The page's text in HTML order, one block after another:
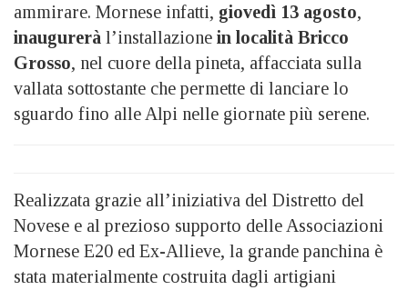
ammirare. Mornese infatti, giovedì 13 agosto,
inaugurerà l’installazione in località Bricco
Grosso, nel cuore della pineta, affacciata sulla
vallata sottostante che permette di lanciare lo
sguardo fino alle Alpi nelle giornate più serene.
Realizzata grazie all’iniziativa del Distretto del
Novese e al prezioso supporto delle Associazioni
Mornese E20 ed Ex-Allieve, la grande panchina è
stata materialmente costruita dagli artigiani